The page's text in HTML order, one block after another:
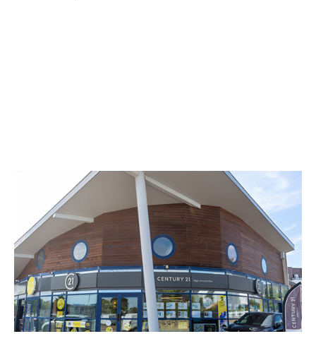
CENTURY 21 Ar'zon Immobilier
Espace 21, Rond Point du Crouesty
ARZON - 56640
Envoyer un message
Téléphoner à l'agence